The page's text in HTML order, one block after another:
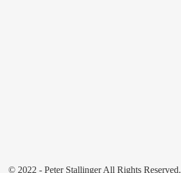
© 2022 - Peter Stallinger All Rights Reserved.